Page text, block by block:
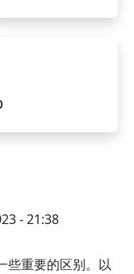
- 21:38
些重要的区别。以